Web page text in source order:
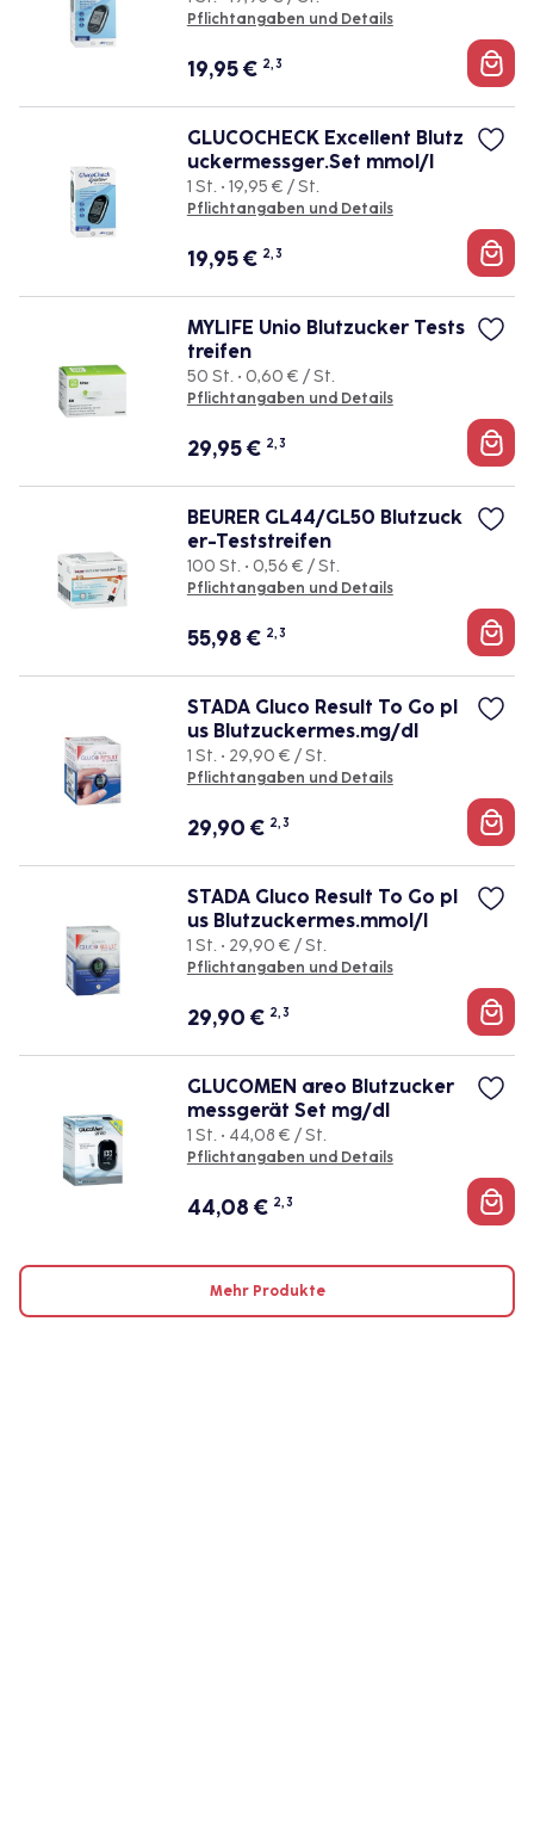
Pflichtangaben und Details
19,95€ 2, 3
GLUCOCHECK Excellent Blutz
uckermessger.Set mmol/l
1 St. • 19,95 € / St.
Pflichtangaben und Details
19,95€ 2, 3
MYLIFE Unio Blutzucker Tests
treifen
50 St. • 0,60 € / St.
Pflichtangaben und Details
29,95€ 2, 3
BEURER GL44/GL50 Blutzuck
er-Teststreifen
100 St. • 0,56 € / St.
Pflichtangaben und Details
55,98 € 2, 3
STADA Gluco Result To Go pl
us Blutzuckermes.mg/dl
1 St. • 29,90 € / St.
Pflichtangaben und Details
29,90 € 2, 3
STADA Gluco Result To Go pl
us Blutzuckermes.mmol/l
1 St. • 29,90 € / St.
Pflichtangaben und Details
29,90 € 2, 3
GLUCOMEN areo Blutzucker
messgerät Set mg/dl
1 St. • 44,08 € / St.
Pflichtangaben und Details
44,08 € 2, 3
Mehr Produkte